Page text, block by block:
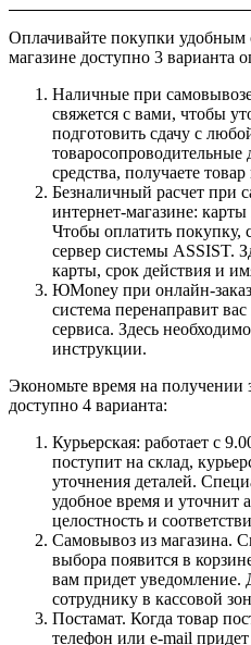
Оплачивайте покупки удобным
магазине доступно 3 варианта
Наличные при
свяжется с вами, чтобы
подготовить сдачу с
средства, получаете товар
Безналичный расчет при
интернет-магазине:
Чтобы оплатить покупку,
сервер системы ASSIST.
карты, срок действия и
ЮMoney при онлайн-
система перенаправит
сервиса. Здесь
инструкции.
Экономьте время на получении
доступно 4 варианта:
Курьерская: работает с
поступит на склад,
уточнения деталей.
удобное время и уточнит
целостность и
Самовывоз из магазина.
выбора появится в
вам придет уведомление.
сотруднику в кассовой
Постамат. Когда товар
телефон или e-mail